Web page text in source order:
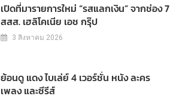
เปิดที่มารายการใหม่ “รสแลกเงิน” จากช่อง 7
สสส. เฮลิโคเนีย เอช กรุ๊ป
3 สิงหาคม 2026
ย้อนดู แดง ไบเล่ย์ 4 เวอร์ชั่น หนัง ละคร
เพลง และซีรีส์